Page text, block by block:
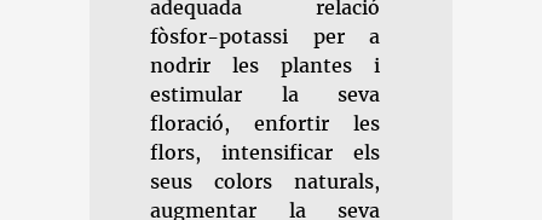
adequada relació
fòsfor-potassi per a
nodrir les plantes i
estimular la seva
floració, enfortir les
flors, intensificar els
seus colors naturals,
augmentar la seva